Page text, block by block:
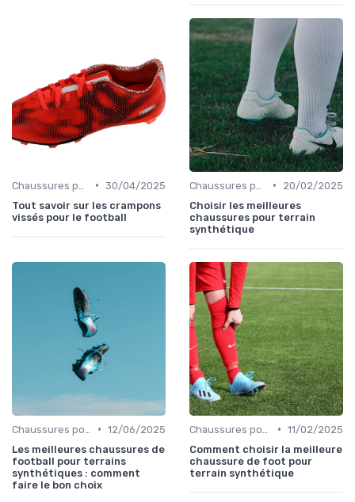
• 30/04/2025
Tout savoir sur les crampons
vissés pour le football
•
20/02/2025
Choisir les meilleures
chaussures pour terrain
synthétique
• 12/06/2025
Les meilleures chaussures de
football pour terrains
synthétiques : comment
faire le bon choix
• 11/02/2025
Comment choisir la meilleure
chaussure de foot pour
terrain synthétique